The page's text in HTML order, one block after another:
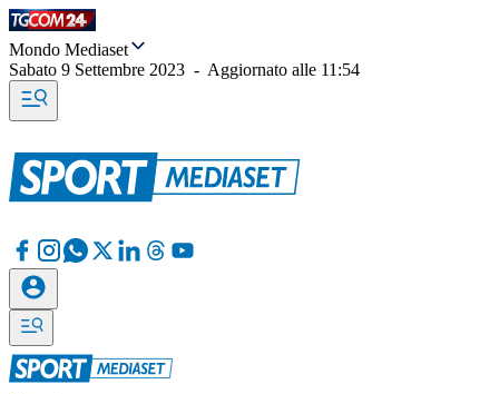
Mondo Mediaset
Sabato 9 Settembre 2023 - Aggiornato alle 11:54